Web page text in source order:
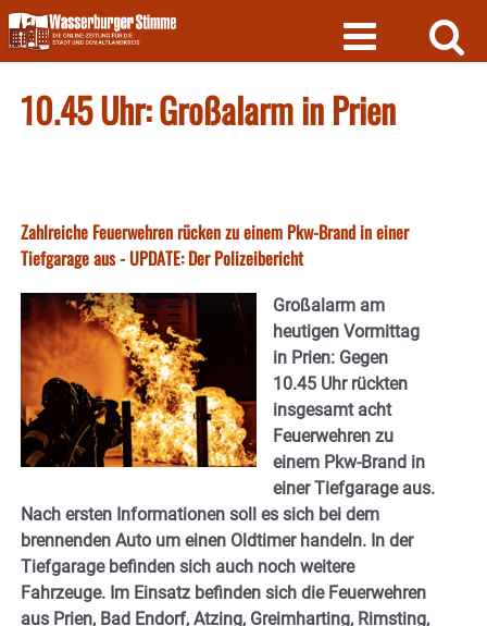
Skip
to
content
10.45 Uhr: Großalarm in Prien
Zahlreiche Feuerwehren rücken zu einem Pkw-Brand in einer
Tiefgarage aus - UPDATE: Der Polizeibericht
Großalarm am
heutigen Vormittag
in Prien: Gegen
10.45 Uhr rückten
insgesamt acht
Feuerwehren zu
einem Pkw-Brand in
einer Tiefgarage aus.
Nach ersten Informationen soll es sich bei dem
brennenden Auto um einen Oldtimer handeln. In der
Tiefgarage befinden sich auch noch weitere
Fahrzeuge. Im Einsatz befinden sich die Feuerwehren
aus Prien, Bad Endorf, Atzing, Greimharting, Rimsting,